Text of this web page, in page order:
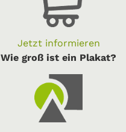
Jetzt informieren
Wie groß ist ein Plakat?